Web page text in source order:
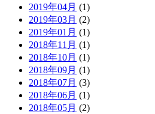
2019年04月 (1)
2019年03月 (2)
2019年01月 (1)
2018年11月 (1)
2018年10月 (1)
2018年09月 (1)
2018年07月 (3)
2018年06月 (1)
2018年05月 (2)